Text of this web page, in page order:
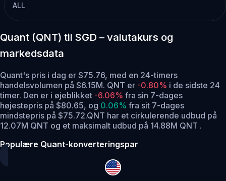
ALL
Quant (QNT) til SGD – valutakurs og
markedsdata
Quant's pris i dag er $75.76, med en 24-timers
handelsvolumen på $6.15M. QNT er -0.80% i de sidste 24
timer. Den er i øjeblikket -6.06% fra sin 7-dages
højestepris på $80.65, og 0.06% fra sit 7-dages
mindstepris på $75.72.QNT har et cirkulerende udbud på
12.07M QNT og et maksimalt udbud på 14.88M QNT .
Populære Quant-konverteringspar